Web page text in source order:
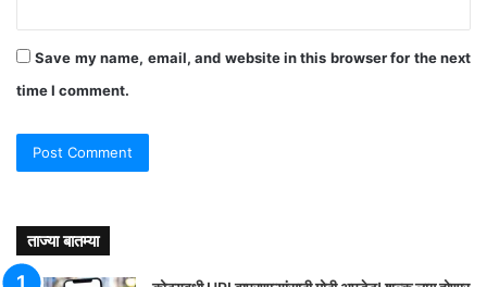
Save my name, email, and website in this browser for the next
time I comment.
ताज्या बातम्या